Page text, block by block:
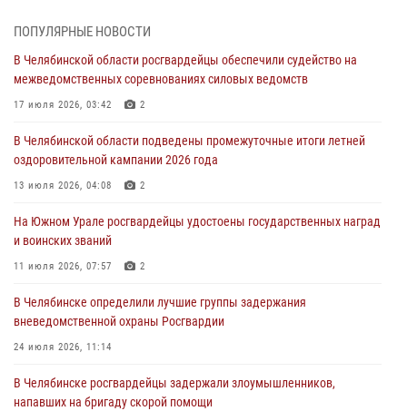
На Южном Урале спецназ Росгвардии провел военно-полевые
Росгвардейцы задержали трёх магазинных воров в Челябинске
На Южном Урале сотрудники Росгвардии задержали
подозреваемого в совершении убийства
В Челябинской области росгвардейцами по горячим следам
задержан подозреваемый в грабеже
ПОПУЛЯРНЫЕ НОВОСТИ
В Челябинской области росгвардейцы обеспечили судейство на
межведомственных соревнованиях силовых ведомств
17 июля 2026, 03:42 2
В Челябинской области подведены промежуточные итоги летней
оздоровительной кампании 2026 года
13 июля 2026, 04:08 2
На Южном Урале росгвардейцы удостоены государственных наград
и воинских званий
11 июля 2026, 07:57 2
В Челябинске определили лучшие группы задержания
вневедомственной охраны Росгвардии
24 июля 2026, 11:14
В Челябинске росгвардейцы задержали злоумышленников,
напавших на бригаду скорой помощи